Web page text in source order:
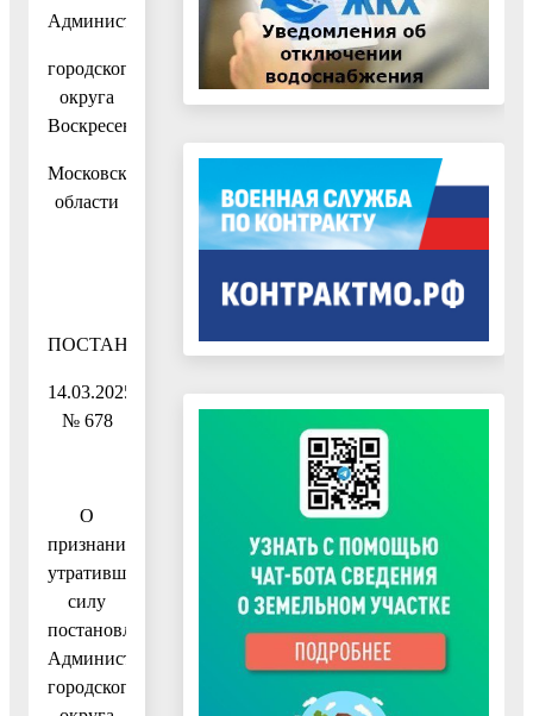
Администрация
городского
округа
Воскресенск
Московской
области
ПОСТАНОВЛЕНИЕ
14.03.2025
№ 678
О
признании
утратившим
силу
постановления
Администрации
городского